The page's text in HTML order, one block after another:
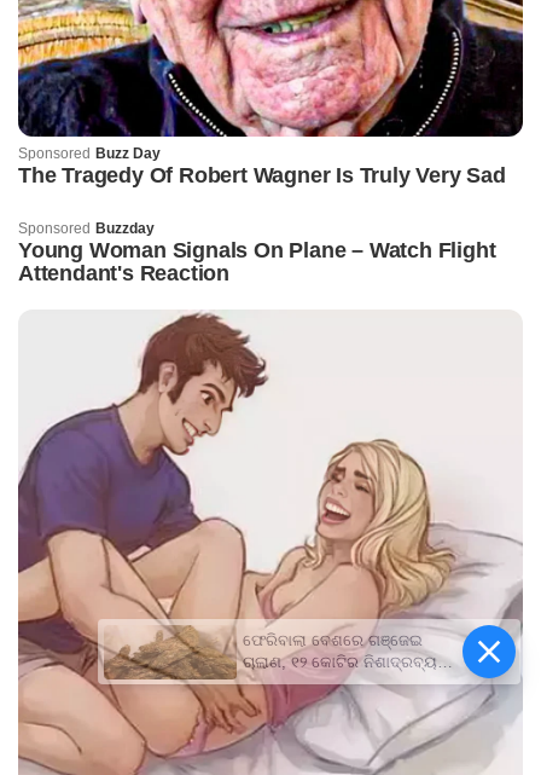
ଫେରିବାଲା ବେଶରେ ଗଞ୍ଜେଇ
ଚାଲାଣ, ୧୨ କୋଟିର ନିଶାଦ୍ରବ୍ୟ
ଜବତ